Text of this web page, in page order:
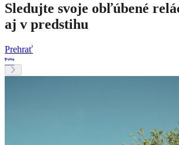
Sledujte svoje obľúbené
aj v predstihu
Prehrať